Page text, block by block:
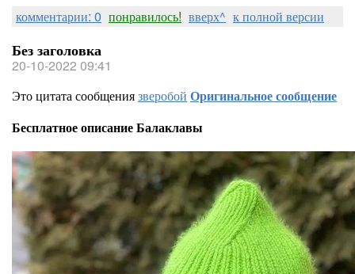
комментарии: 0 понравилось! вверх^ к полной версии
Без заголовка
20-10-2022 09:41
Это цитата сообщениязверобой Оригинальное сообщение
Бесплатное описание Балаклавы